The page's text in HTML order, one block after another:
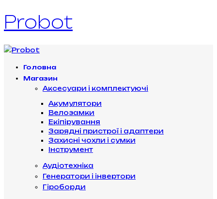
Probot
Головна
Магазин
Аксесуари і комплектуючі
Акумулятори
Велозамки
Екіпірування
Зарядні пристрої і адаптери
Захисні чохли і сумки
Інструмент
Аудіотехніка
Генератори і інвертори
Гіроборди